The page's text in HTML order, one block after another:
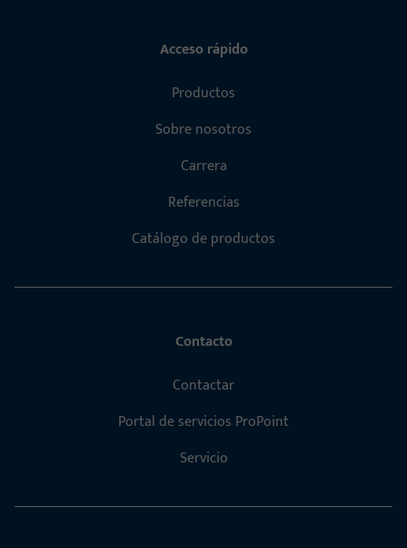
Acceso rápido
Productos
Sobre nosotros
Carrera
Referencias
Catálogo de productos
Contacto
Contactar
Portal de servicios ProPoint
Servicio